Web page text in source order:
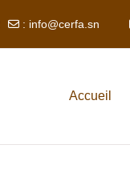
: info@cerfa.sn
Accueil